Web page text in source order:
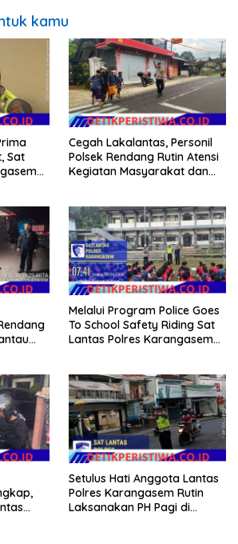
kamu
Sat
Cegah Lakalantas, Personil
Polsek Rendang Rutin Atensi
Kegiatan Masyarakat dan
Melalui Program Police Goes
To School Safety Riding Sat
Lantas Polres Karangasem
Siswi SMP N 6 Abang
Setulus Hati Anggota Lantas
Polres Karangasem Rutin
Laksanakan PH Pagi di